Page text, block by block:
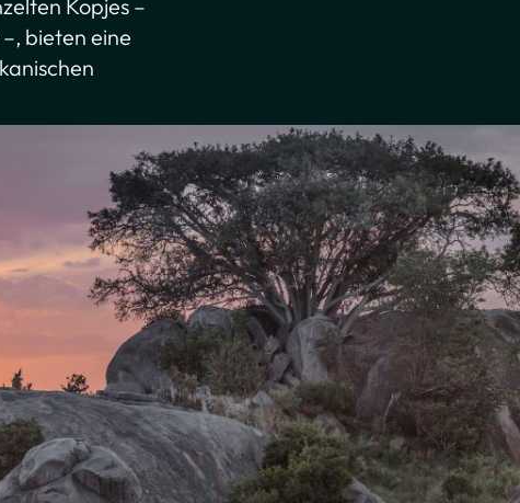
Kopjes –
bieten eine